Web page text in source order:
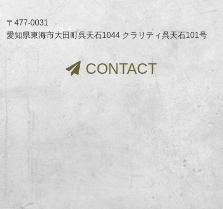
〒477-0031
愛知県東海市大田町呉天石1044 クラリティ呉天石101号
CONTACT